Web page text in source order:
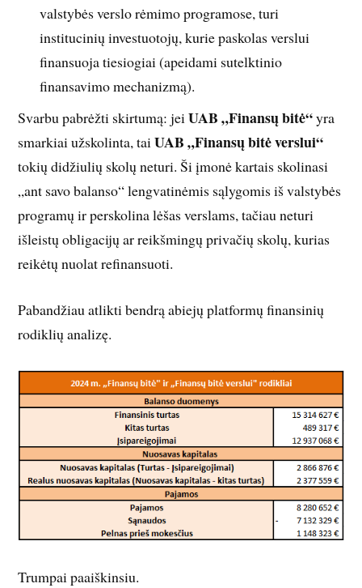
valstybės verslo rėmimo programose, turi
institucinių investuotojų, kurie paskolas verslui
finansuoja tiesiogiai (apeidami sutelktinio
finansavimo mechanizmą).
Svarbu pabrėžti skirtumą: jeiUAB „Finansų bitė“yra
smarkiai užskolinta, taiUAB „Finansų bitė verslui“
tokių didžiulių skolų neturi. Ši įmonė kartais skolinasi
„ant savo balanso“ lengvatinėmis sąlygomis iš valstybės
programų ir perskolina lėšas verslams, tačiau neturi
išleistų obligacijų ar reikšmingų privačių skolų, kurias
reikėtų nuolat refinansuoti.
Pabandžiau atlikti bendrą abiejų platformų finansinių
rodiklių analizę.
Trumpai paaiškinsiu.